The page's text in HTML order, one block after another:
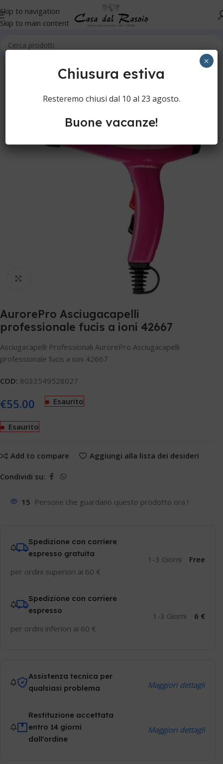
Skip to navigation
Skip to main content
AurorePro Asciugacapelli
professionale fucis a ioni 42667
Asciugacapelli Professionali AurorePro Asciugacapelli
professionale fucis a ioni 42667
COD: 8033549528027
€55.00 Esaurito
Esaurito
Add to compare Aggiungi alla lista dei desideri
Condividi su:
15 Persone che guardano questo prodotto ora !
Spedizione con corriere
espresso gratuita
per ordini superiori ai 60 €
1-3 Giorni Free
Spedizione con corriere
espresso
per ordini inferiori ai 60 €
1-3 Giorni 6 €
Assistenza tecnica per
qualsiasi problema
Maggiori dettagli
Restituzione accettata
entro 14 giorni
dall'ordine
Maggiori dettagli
Chiusura estiva
Resteremo chiusi dal 10 al 23 agosto.
Buone vacanze!
×